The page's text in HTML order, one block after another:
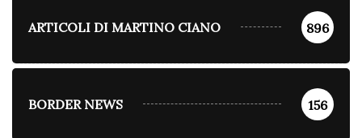
ARTICOLI DI MARTINO CIANO 896
BORDER NEWS 156